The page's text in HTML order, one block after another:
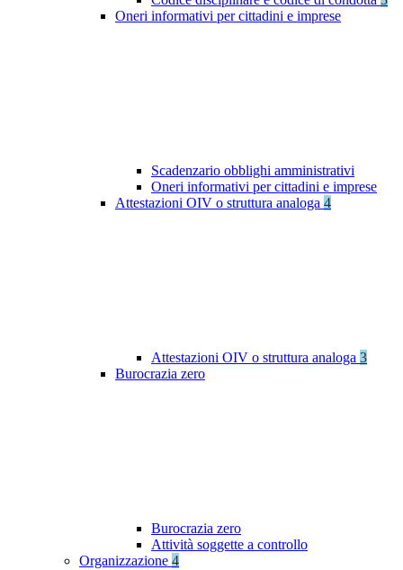
Oneri informativi per cittadini e imprese
Scadenzario obblighi amministrativi
Oneri informativi per cittadini e imprese
Attestazioni OIV o struttura analoga 4
Attestazioni OIV o struttura analoga 3
Burocrazia zero
Burocrazia zero
Attività soggette a controllo
Organizzazione 4